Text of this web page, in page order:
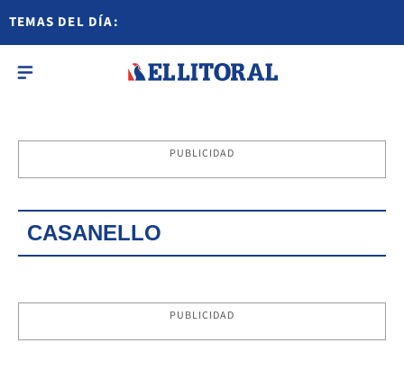
TEMAS DEL DÍA:
PUBLICIDAD
CASANELLO
PUBLICIDAD